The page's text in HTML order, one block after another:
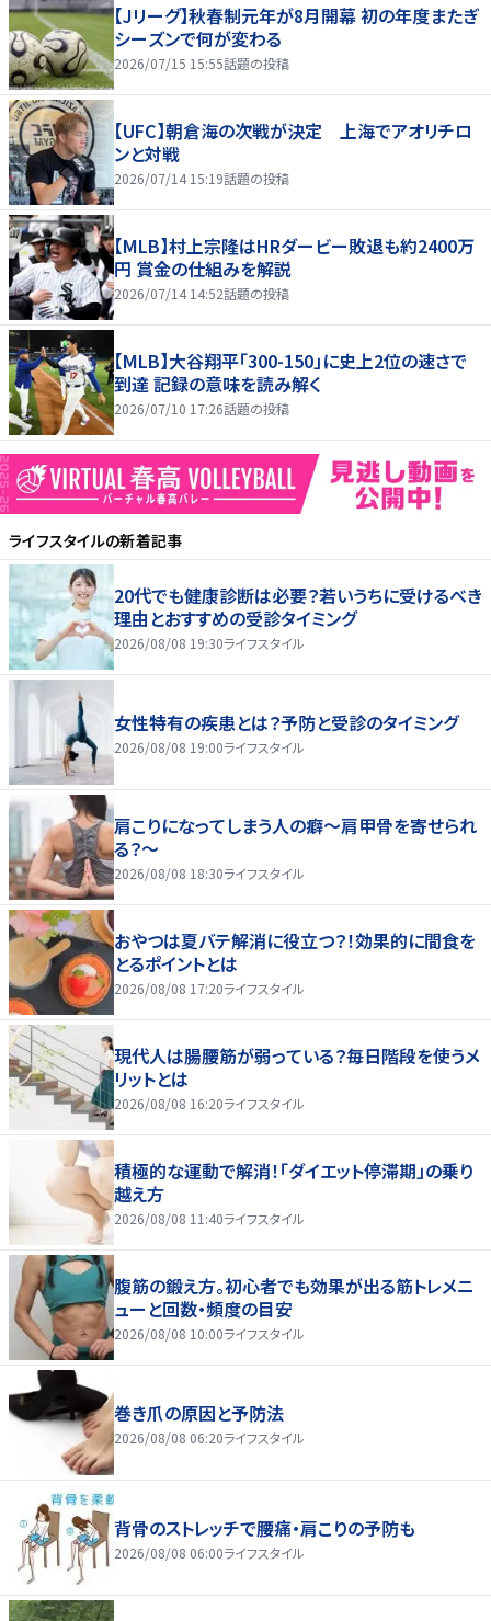
【Jリーグ】秋春制元年が8月開幕 初の年度またぎ
シーズンで何が変わる
2026/07/15 15:55話題の投稿
【UFC】朝倉海の次戦が決定 上海でアオリチロ
ンと対戦
2026/07/14 15:19話題の投稿
【MLB】村上宗隆はHRダービー敗退も約2400万
円 賞金の仕組みを解説
2026/07/14 14:52話題の投稿
【MLB】大谷翔平「300-150」に史上2位の速さで
到達 記録の意味を読み解く
2026/07/10 17:26話題の投稿
ライフスタイルの新着記事
20代でも健康診断は必要？若いうちに受けるべき
理由とおすすめの受診タイミング
2026/08/08 19:30ライフスタイル
女性特有の疾患とは？予防と受診のタイミング
2026/08/08 19:00ライフスタイル
肩こりになってしまう人の癖～肩甲骨を寄せられ
る？～
2026/08/08 18:30ライフスタイル
おやつは夏バテ解消に役立つ？！効果的に間食を
とるポイントとは
2026/08/08 17:20ライフスタイル
現代人は腸腰筋が弱っている？毎日階段を使うメ
リットとは
2026/08/08 16:20ライフスタイル
積極的な運動で解消！「ダイエット停滞期」の乗り
越え方
2026/08/08 11:40ライフスタイル
腹筋の鍛え方。初心者でも効果が出る筋トレメニ
ューと回数・頻度の目安
2026/08/08 10:00ライフスタイル
巻き爪の原因と予防法
2026/08/08 06:20ライフスタイル
背骨のストレッチで腰痛・肩こりの予防も
2026/08/08 06:00ライフスタイル